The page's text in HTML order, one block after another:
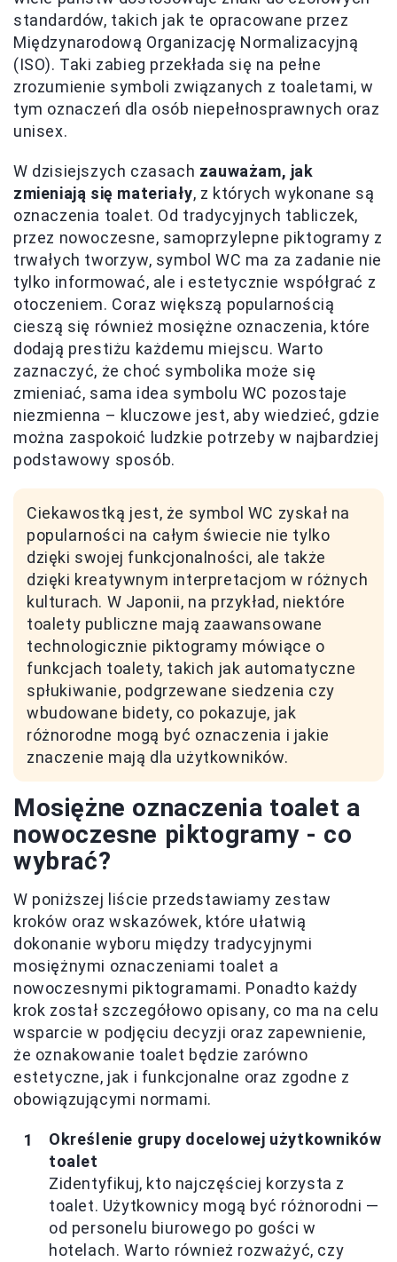
standardów, takich jak te opracowane przez
Międzynarodową Organizację Normalizacyjną
(ISO). Taki zabieg przekłada się na pełne
zrozumienie symboli związanych z toaletami, w
tym oznaczeń dla osób niepełnosprawnych oraz
unisex.
W dzisiejszych czasach zauważam, jak
zmieniają się materiały, z których wykonane są
oznaczenia toalet. Od tradycyjnych tabliczek,
przez nowoczesne, samoprzylepne piktogramy z
trwałych tworzyw, symbol WC ma za zadanie nie
tylko informować, ale i estetycznie współgrać z
otoczeniem. Coraz większą popularnością
cieszą się również mosiężne oznaczenia, które
dodają prestiżu każdemu miejscu. Warto
zaznaczyć, że choć symbolika może się
zmieniać, sama idea symbolu WC pozostaje
niezmienna – kluczowe jest, aby wiedzieć, gdzie
można zaspokoić ludzkie potrzeby w najbardziej
podstawowy sposób.
Ciekawostką jest, że symbol WC zyskał na
popularności na całym świecie nie tylko
dzięki swojej funkcjonalności, ale także
dzięki kreatywnym interpretacjom w różnych
kulturach. W Japonii, na przykład, niektóre
toalety publiczne mają zaawansowane
technologicznie piktogramy mówiące o
funkcjach toalety, takich jak automatyczne
spłukiwanie, podgrzewane siedzenia czy
wbudowane bidety, co pokazuje, jak
różnorodne mogą być oznaczenia i jakie
znaczenie mają dla użytkowników.
Mosiężne oznaczenia toalet a
nowoczesne piktogramy - co
wybrać?
W poniższej liście przedstawiamy zestaw
kroków oraz wskazówek, które ułatwią
dokonanie wyboru między tradycyjnymi
mosiężnymi oznaczeniami toalet a
nowoczesnymi piktogramami. Ponadto każdy
krok został szczegółowo opisany, co ma na celu
wsparcie w podjęciu decyzji oraz zapewnienie,
że oznakowanie toalet będzie zarówno
estetyczne, jak i funkcjonalne oraz zgodne z
obowiązującymi normami.
Określenie grupy docelowej użytkowników
toalet
Zidentyfikuj, kto najczęściej korzysta z
toalet. Użytkownicy mogą być różnorodni —
od personelu biurowego po gości w
hotelach. Warto również rozważyć, czy